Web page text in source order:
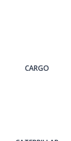
CARGO